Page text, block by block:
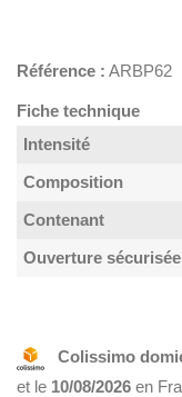
Référence : ARBP62
Fiche technique
Intensité
Composition
Contenant
Ouverture sécurisée
Colissimo
et le 10/08/2026 en